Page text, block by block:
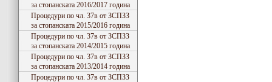
за стопанската 2016/2017 година
Процедури по чл. 37в от ЗСПЗЗ
за стопанската 2015/2016 година
Процедури по чл. 37в от ЗСПЗЗ
за стопанската 2014/2015 година
Процедури по чл. 37в от ЗСПЗЗ
за стопанската 2013/2014 година
Процедури по чл. 37в от ЗСПЗЗ